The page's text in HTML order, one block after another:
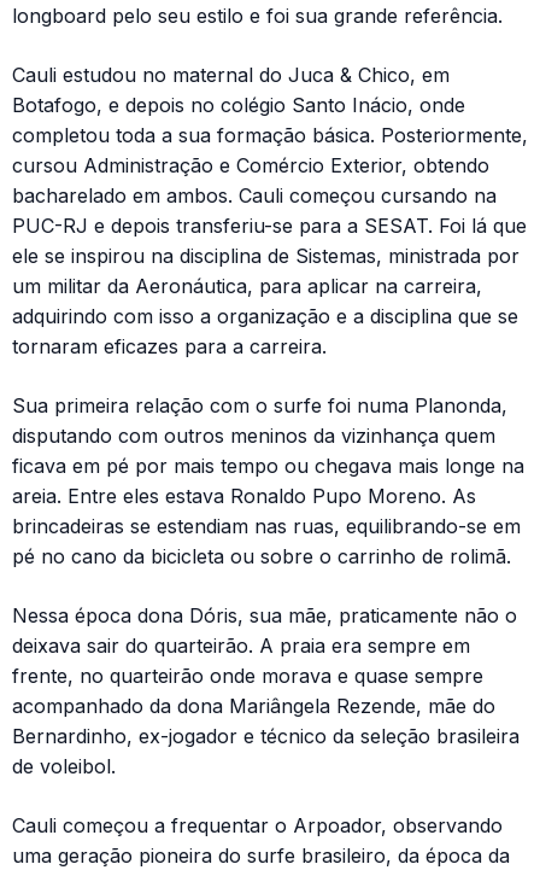
longboard pelo seu estilo e foi sua grande referência.
Cauli estudou no maternal do Juca & Chico, em
Botafogo, e depois no colégio Santo Inácio, onde
completou toda a sua formação básica. Posteriormente,
cursou Administração e Comércio Exterior, obtendo
bacharelado em ambos. Cauli começou cursando na
PUC-RJ e depois transferiu-se para a SESAT. Foi lá que
ele se inspirou na disciplina de Sistemas, ministrada por
um militar da Aeronáutica, para aplicar na carreira,
adquirindo com isso a organização e a disciplina que se
tornaram eficazes para a carreira.
Sua primeira relação com o surfe foi numa Planonda,
disputando com outros meninos da vizinhança quem
ficava em pé por mais tempo ou chegava mais longe na
areia. Entre eles estava Ronaldo Pupo Moreno. As
brincadeiras se estendiam nas ruas, equilibrando-se em
pé no cano da bicicleta ou sobre o carrinho de rolimã.
Nessa época dona Dóris, sua mãe, praticamente não o
deixava sair do quarteirão. A praia era sempre em
frente, no quarteirão onde morava e quase sempre
acompanhado da dona Mariângela Rezende, mãe do
Bernardinho, ex-jogador e técnico da seleção brasileira
de voleibol.
Cauli começou a frequentar o Arpoador, observando
uma geração pioneira do surfe brasileiro, da época da